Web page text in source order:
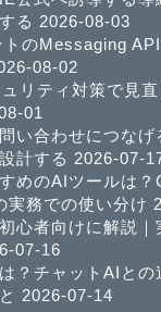
る 2026-08-03
のMessaging
08-02
リティ対策で見
01
い合わせにつなげ
計する 2026-07-
めのAIツールは？
務での使い分け
心者向けに解説｜
07-16
？チャットAIとの
2026-07-14